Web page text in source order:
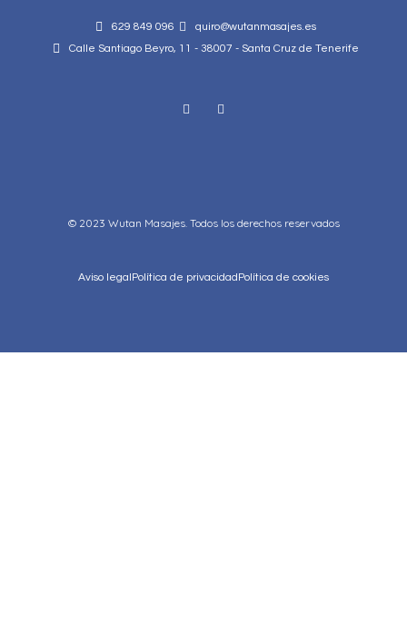
629 849 096
quiro@wutanmasajes.es
Calle Santiago Beyro, 11 - 38007 - Santa Cruz de Tenerife
© 2023 Wutan Masajes. Todos los derechos reservados
Aviso legalPolítica de privacidadPolítica de cookies